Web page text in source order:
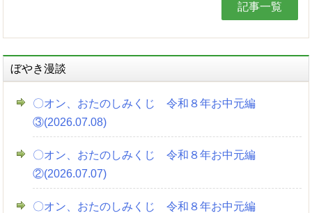
記事一覧
ぼやき漫談
〇オン、おたのしみくじ 令和８年お中元編
③(2026.07.08)
〇オン、おたのしみくじ 令和８年お中元編
②(2026.07.07)
〇オン、おたのしみくじ 令和８年お中元編